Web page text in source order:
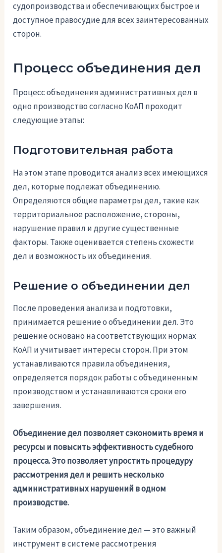
судопроизводства и обеспечивающих быстрое и
доступное правосудие для всех заинтересованных
сторон.
Процесс объединения дел
Процесс объединения административных дел в
одно производство согласно КоАП проходит
следующие этапы:
Подготовительная работа
На этом этапе проводится анализ всех имеющихся
дел, которые подлежат объединению.
Определяются общие параметры дел, такие как
территориальное расположение, стороны,
нарушение правил и другие существенные
факторы. Также оценивается степень схожести
дел и возможность их объединения.
Решение о объединении дел
После проведения анализа и подготовки,
принимается решение о объединении дел. Это
решение основано на соответствующих нормах
КоАП и учитывает интересы сторон. При этом
устанавливаются правила объединения,
определяется порядок работы с объединенным
производством и устанавливаются сроки его
завершения.
Объединение дел позволяет сэкономить время и
ресурсы и повысить эффективность судебного
процесса. Это позволяет упростить процедуру
рассмотрения дел и решить несколько
административных нарушений в одном
производстве.
Таким образом, объединение дел — это важный
инструмент в системе рассмотрения